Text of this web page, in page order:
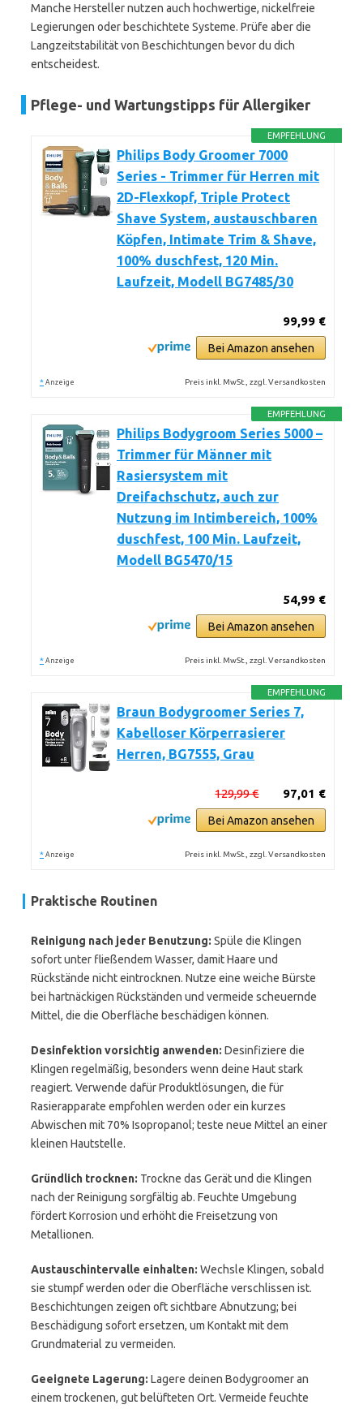
Manche Hersteller nutzen auch hochwertige, nickelfreie
Legierungen oder beschichtete Systeme. Prüfe aber die
Langzeitstabilität von Beschichtungen bevor du dich
entscheidest.
Pflege- und Wartungstipps für Allergiker
EMPFEHLUNG
Philips Body Groomer 7000
Series - Trimmer für Herren mit
2D-Flexkopf, Triple Protect
Shave System, austauschbaren
Köpfen, Intimate Trim & Shave,
100% duschfest, 120 Min.
Laufzeit, Modell BG7485/30
99,99 €
Bei Amazon ansehen
* Anzeige Preis inkl. MwSt., zzgl. Versandkosten
EMPFEHLUNG
Philips Bodygroom Series 5000 –
Trimmer für Männer mit
Rasiersystem mit
Dreifachschutz, auch zur
Nutzung im Intimbereich, 100%
duschfest, 100 Min. Laufzeit,
Modell BG5470/15
54,99 €
Bei Amazon ansehen
* Anzeige Preis inkl. MwSt., zzgl. Versandkosten
EMPFEHLUNG
Braun Bodygroomer Series 7,
Kabelloser Körperrasierer
Herren, BG7555, Grau
97,01 €
129,99 €
Bei Amazon ansehen
* Anzeige Preis inkl. MwSt., zzgl. Versandkosten
Praktische Routinen
Reinigung nach jeder Benutzung: Spüle die Klingen
sofort unter fließendem Wasser, damit Haare und
Rückstände nicht eintrocknen. Nutze eine weiche Bürste
bei hartnäckigen Rückständen und vermeide scheuernde
Mittel, die die Oberfläche beschädigen können.
Desinfektion vorsichtig anwenden: Desinfiziere die
Klingen regelmäßig, besonders wenn deine Haut stark
reagiert. Verwende dafür Produktlösungen, die für
Rasierapparate empfohlen werden oder ein kurzes
Abwischen mit 70% Isopropanol; teste neue Mittel an einer
kleinen Hautstelle.
Gründlich trocknen: Trockne das Gerät und die Klingen
nach der Reinigung sorgfältig ab. Feuchte Umgebung
fördert Korrosion und erhöht die Freisetzung von
Metallionen.
Austauschintervalle einhalten: Wechsle Klingen, sobald
sie stumpf werden oder die Oberfläche verschlissen ist.
Beschichtungen zeigen oft sichtbare Abnutzung; bei
Beschädigung sofort ersetzen, um Kontakt mit dem
Grundmaterial zu vermeiden.
Geeignete Lagerung: Lagere deinen Bodygroomer an
einem trockenen, gut belüfteten Ort. Vermeide feuchte